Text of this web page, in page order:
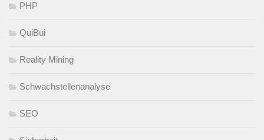
PHP
QuiBui
Reality Mining
Schwachstellenanalyse
SEO